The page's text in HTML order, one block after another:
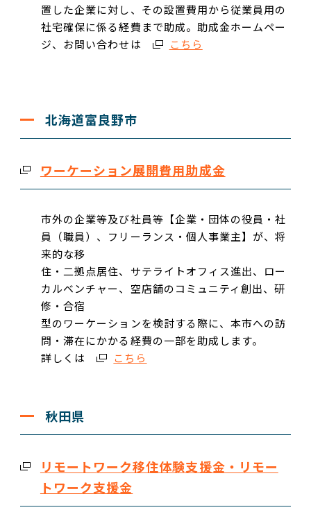
置した企業に対し、その設置費用から従業員用の
社宅確保に係る経費まで助成。助成金ホームペー
ジ、お問い合わせは
こちら
北海道富良野市
ワーケーション展開費用助成金
市外の企業等及び社員等【企業・団体の役員・社
員（職員）、フリーランス・個人事業主】が、将
来的な移
住・二拠点居住、サテライトオフィス進出、ロー
カルベンチャー、空店舗のコミュニティ創出、研
修・合宿
型のワーケーションを検討する際に、本市への訪
問・滞在にかかる経費の一部を助成します。
詳しくは
こちら
秋田県
リモートワーク移住体験支援金・リモー
トワーク支援金